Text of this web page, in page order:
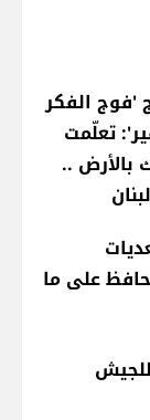
الفكر
تعلّمت
..
على ما